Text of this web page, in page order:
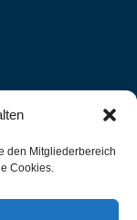
den Mitgliederbereich
Cookies.